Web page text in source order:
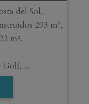
del Sol.
203 m²,
m².
Golf, ...